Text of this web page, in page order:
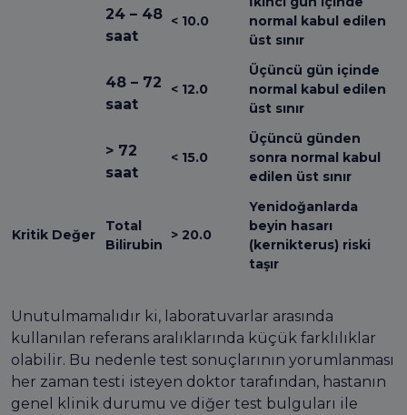
24 – 48
saat
< 10.0
normal kabul edilen
üst sınır
48 – 72
saat
< 12.0
Üçüncü gün içinde
normal kabul edilen
üst sınır
> 72
saat
< 15.0
Üçüncü günden
sonra normal kabul
edilen üst sınır
Kritik Değer
Total
Bilirubin
> 20.0
Yenidoğanlarda
beyin hasarı
(kernikterus) riski
taşır
Unutulmamalıdır ki, laboratuvarlar arasında
kullanılan referans aralıklarında küçük farklılıklar
olabilir. Bu nedenle test sonuçlarının yorumlanması
her zaman testi isteyen doktor tarafından, hastanın
genel klinik durumu ve diğer test bulguları ile